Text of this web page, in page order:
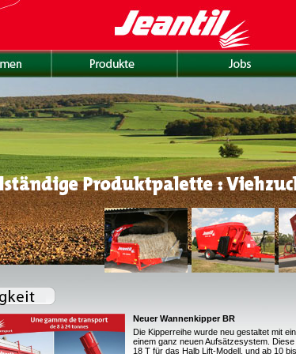
Neuer Wannenkipper BR
Die Kipperreihe wurde neu gestaltet mit
einem ganz neuen Aufsätzesystem.
18 T für das Halb Lift-Modell, und ab 10